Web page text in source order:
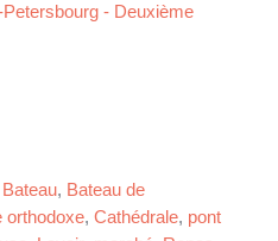
- Deuxième
Bateau, Bateau de
orthodoxe, Cathédrale, pont